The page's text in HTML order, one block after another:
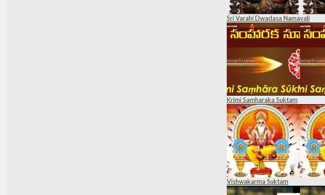
Sri Varahi Dwadasa Namavali
Krimi Samharaka Suktam
Vishwakarma Suktam